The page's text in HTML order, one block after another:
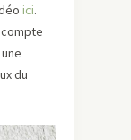
ici.
compte
du